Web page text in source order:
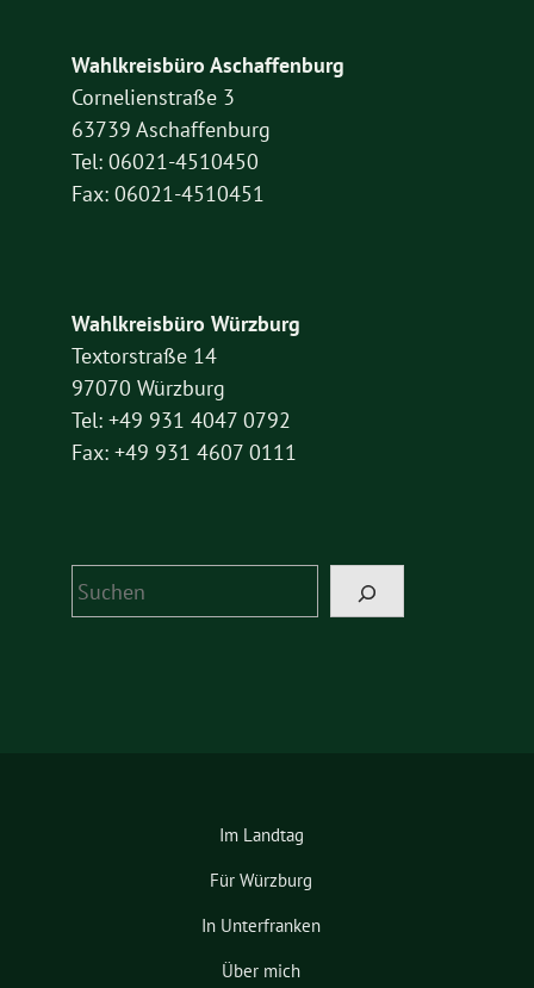
Wahlkreisbüro Aschaffenburg
Cornelienstraße 3
63739 Aschaffenburg
Tel: 06021-4510450
Fax: 06021-4510451
Wahlkreisbüro Würzburg
Textorstraße 14
97070 Würzburg
Tel: +49 931 4047 0792
Fax: +49 931 4607 0111
Suchen
Im Landtag
Für Würzburg
In Unterfranken
Über mich